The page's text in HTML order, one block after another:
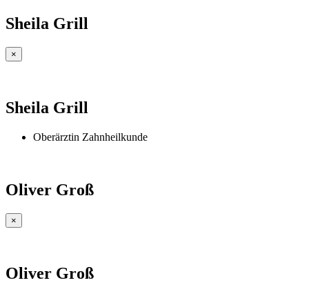
Sheila Grill
×
Sheila Grill
Oberärztin Zahnheilkunde
Oliver Groß
×
Oliver Groß